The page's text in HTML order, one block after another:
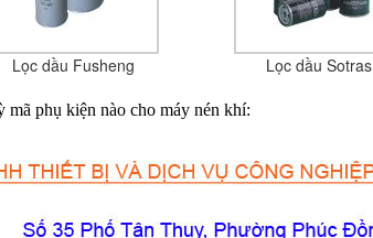
Lọc dầu Fusheng Lọc dầu Sotras
phụ kiện nào cho máy nén khí: